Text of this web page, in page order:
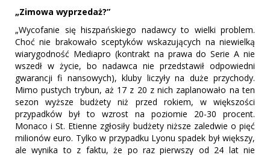
„Zimowa wyprzedaż?”
„Wycofanie się hiszpańskiego nadawcy to wielki problem.
Choć nie brakowało sceptyków wskazujących na niewielką
wiarygodność Mediapro (kontrakt na prawa do Serie A nie
wszedł w życie, bo nadawca nie przedstawił odpowiedni
gwarancji fi nansowych), kluby liczyły na duże przychody.
Mimo pustych trybun, aż 17 z 20 z nich zaplanowało na ten
sezon wyższe budżety niż przed rokiem, w większości
przypadków był to wzrost na poziomie 20-30 procent.
Monaco i St. Etienne zgłosiły budżety niższe zaledwie o pięć
milionów euro. Tylko w przypadku Lyonu spadek był większy,
ale wynika to z faktu, że po raz pierwszy od 24 lat nie